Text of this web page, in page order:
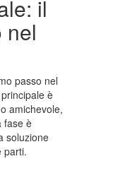
il
nel
passo nel
è
amichevole,
fase è
soluzione
parti.